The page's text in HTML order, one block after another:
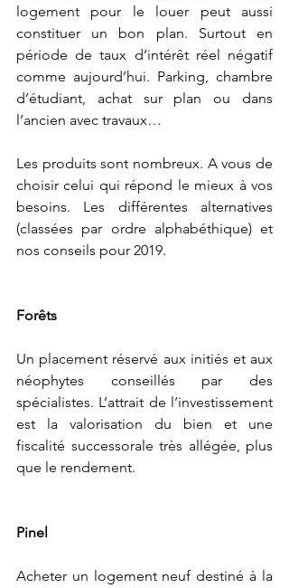
logement pour le louer peut aussi
constituer un bon plan. Surtout en
période de taux d’intérêt réel négatif
comme aujourd’hui. Parking, chambre
d’étudiant, achat sur plan ou dans
l’ancien avec travaux…
Les produits sont nombreux. A vous de
choisir celui qui répond le mieux à vos
besoins. Les différentes alternatives
(classées par ordre alphabéthique) et
nos conseils pour 2019.
Forêts
Un placement réservé aux initiés et aux
néophytes conseillés par des
spécialistes. L’attrait de l’investissement
est la valorisation du bien et une
fiscalité successorale très allégée, plus
que le rendement.
Pinel
Acheter un logement neuf destiné à la